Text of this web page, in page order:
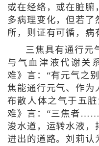
或在经络，或在脏腑
多病理变化，但若了
所，则证有可循，病
三焦具有通行元
与气血津液代谢关
难》言：“有元气之
焦能通行元气、作为
布散人体之气于五
难》言：“三焦者……
浚水道，运转水液，
进出的道路。刘莉认